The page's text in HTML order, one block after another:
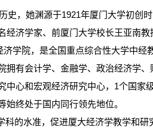
，她渊源于1921年厦门大学初创
经济学家、前厦门大学校长王亚南
学院，是全国重点综合性大学中
拥有会计学、金融学、政治经济学
心和宏观经济研究中心，1个国家
终处于国内同行领先地位。
的水准，促进厦大经济学教学和研